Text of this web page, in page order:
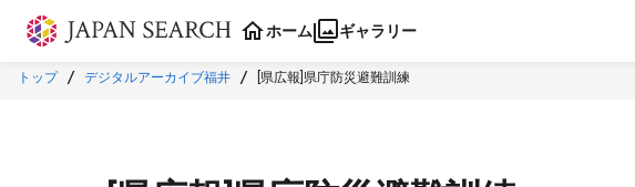
本文に飛ぶ
ホーム ギャラリー
トップ デジタルアーカイブ福井 [県広報]県庁防災避難訓練